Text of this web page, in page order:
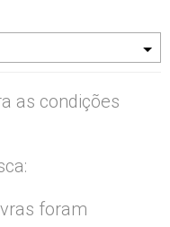
as condições
foram